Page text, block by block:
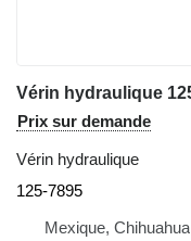
Prix sur demande
Vérin hydraulique
125-7895
Mexique, Chihuahua